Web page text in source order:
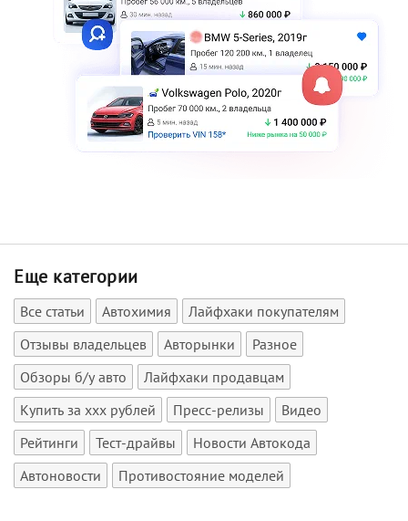
Еще категории
Все статьи Автохимия
Лайфхаки покупателям
Отзывы владельцев
Авторынки
Разное
Обзоры б/у авто
Лайфхаки продавцам
Купить за xxx рублей
Пресс-релизы
Видео
Рейтинги
Тест-драйвы
Новости Автокода
Автоновости
Противостояние моделей